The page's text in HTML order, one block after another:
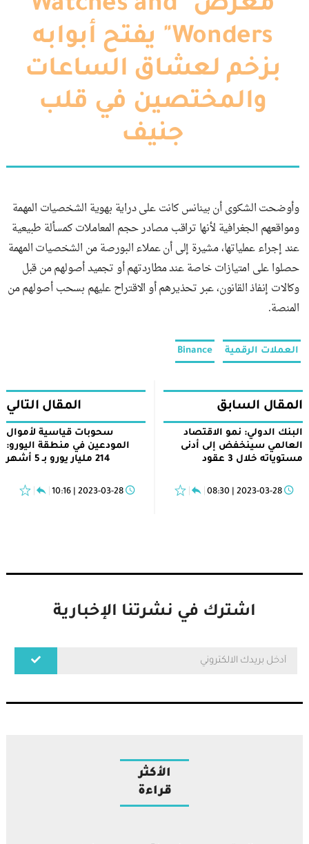
معرض "Watches and
Wonders" يفتح أبوابه
بزخم لعشاق الساعات
والمختصين في قلب
جنيف
وأوضحت الشكوى أن بينانس كانت على دراية بهوية الشخصيات المهمة
ومواقعهم الجغرافية لأنها تراقب مصادر حجم المعاملات كمسألة طبيعية
عند إجراء عملياتها، مشيرة إلى أن عملاء البورصة من الشخصيات المهمة
حصلوا على امتيازات خاصة عند مطاردتهم أو تجميد أصولهم من قبل
وكالات إنفاذ القانون، عبر تحذيرهم أو الاقتراح عليهم بسحب أصولهم من
المنصة.
العملات الرقمية Binance
المقال السابق
البنك الدولي: نمو الاقتصاد
العالمي سينخفض إلى أدنى
مستوياته خلال 3 عقود
2023-03-28 | 08:30
المقال التالي
سحوبات قياسية لأموال
المودعين في منطقة اليورو:
214 مليار يورو بـ 5 أشهر
2023-03-28 | 10:16
اشترك في نشرتنا الإخبارية
الأكثر
قراءة